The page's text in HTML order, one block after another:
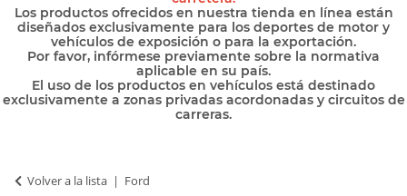
Los productos ofrecidos en nuestra tienda en línea están
diseñados exclusivamente para los deportes de motor y
vehículos de exposición o para la exportación.
Por favor, infórmese previamente sobre la normativa
aplicable en su país.
El uso de los productos en vehículos está destinado
exclusivamente a zonas privadas acordonadas y circuitos de
carreras.
Volver a la lista Ford